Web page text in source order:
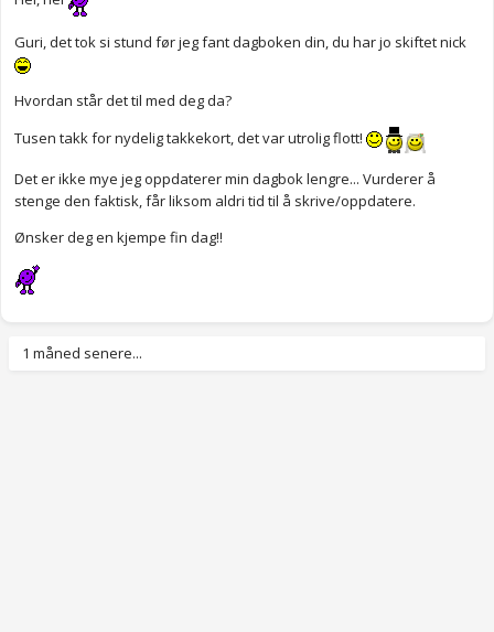
Guri, det tok si stund før jeg fant dagboken din, du har jo skiftet nick
Hvordan står det til med deg da?
Tusen takk for nydelig takkekort, det var utrolig flott!
Det er ikke mye jeg oppdaterer min dagbok lengre... Vurderer å
stenge den faktisk, får liksom aldri tid til å skrive/oppdatere.
Ønsker deg en kjempe fin dag!!
1 måned senere...